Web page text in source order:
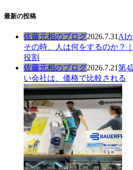
最新の投稿
佐藤元相のブログ2026.7.31 AI
その時、人は何をするのか？
役割
佐藤元相のブログ2026.7.21第4
い会社は、価格で比較される